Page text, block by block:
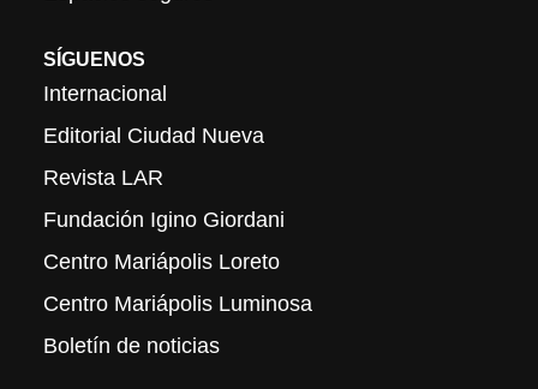
SÍGUENOS
Internacional
Editorial Ciudad Nueva
Revista LAR
Fundación Igino Giordani
Centro Mariápolis Loreto
Centro Mariápolis Luminosa
Boletín de noticias